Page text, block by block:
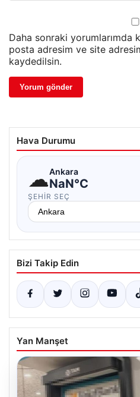
Daha sonraki yorumlarımda
posta adresim ve site
kaydedilsin.
Hava Durumu
☁Ankara
NaN°C
ŞEHIR SEÇ
Bizi Takip Edin
Yan Manşet